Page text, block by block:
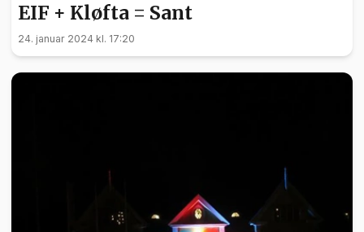
EIF + Kløfta = Sant
24. januar 2024 kl. 17:20